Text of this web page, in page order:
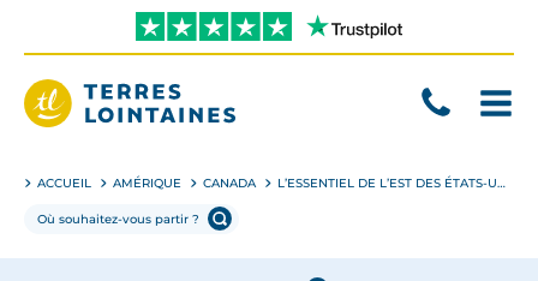
directement
contenu
ACCUEIL AMÉRIQUE CANADA L’ESSENTIEL DE L’EST DES ÉTATS-UNIS ET DU CANADA